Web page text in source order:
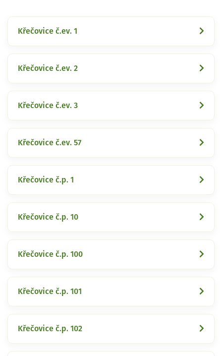
Křečovice č.ev. 1
Křečovice č.ev. 2
Křečovice č.ev. 3
Křečovice č.ev. 57
Křečovice č.p. 1
Křečovice č.p. 10
Křečovice č.p. 100
Křečovice č.p. 101
Křečovice č.p. 102